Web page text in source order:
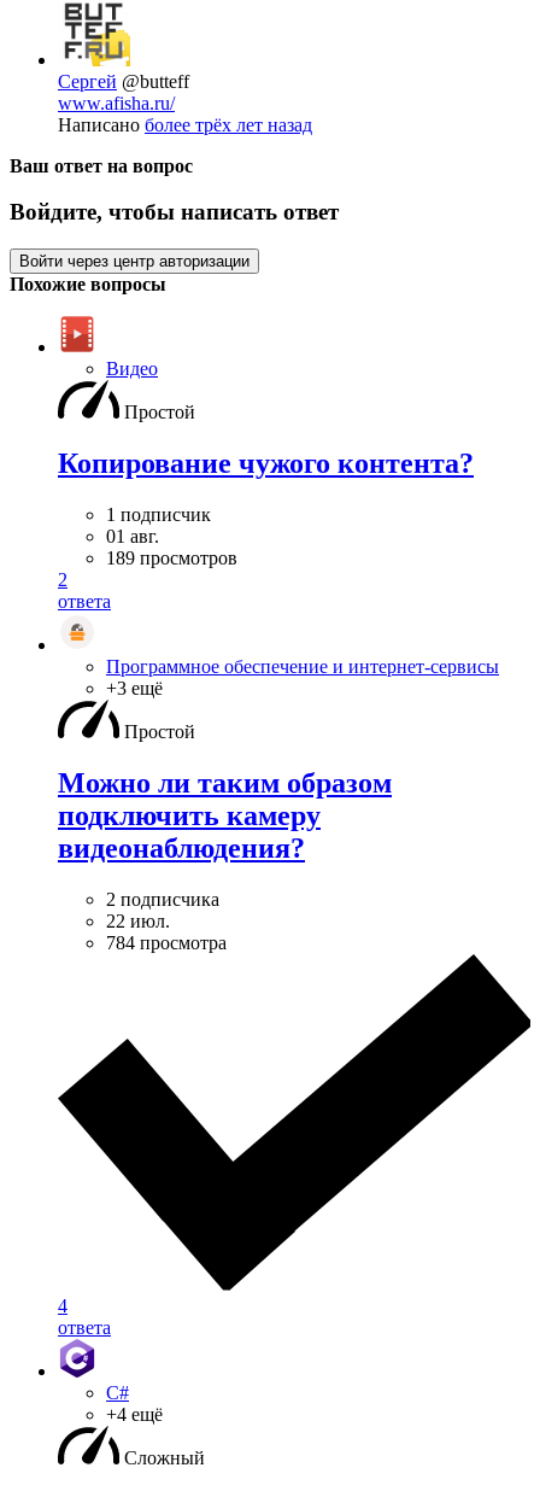
Сергей @butteff
www.afisha.ru/
Написано более трёх лет назад
Ваш ответ на вопрос
Войдите, чтобы написать ответ
Войти через центр авторизации
Похожие вопросы
Видео
Простой
Копирование чужого контента?
1 подписчик
01 авг.
189 просмотров
2
ответа
Программное обеспечение и интернет-сервисы
+3 ещё
Простой
Можно ли таким образом
подключить камеру
видеонаблюдения?
2 подписчика
22 июл.
784 просмотра
4
ответа
C#
+4 ещё
Сложный